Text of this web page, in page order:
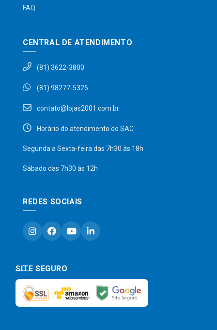
FAQ
CENTRAL DE ATENDIMENTO
(81) 3622-3800
(81) 98277-5325
contato@lojas2001.com.br
Horário do atendimento do SAC
Segunda a Sexta-feira das 7h30 às 18h
Sábado das 7h30 às 12h
REDES SOCIAIS
SITE SEGURO